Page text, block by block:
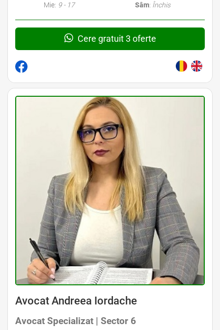
Mie: 9 - 17
Sâm: Închis
Cere gratuit 3 oferte
Avocat Andreea Iordache
Avocat Specializat | Sector 6